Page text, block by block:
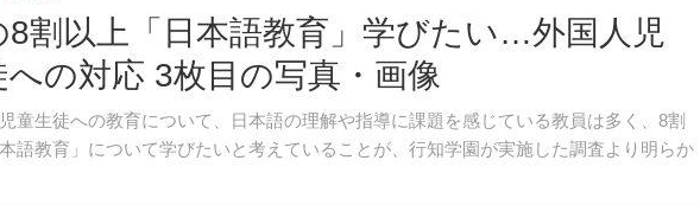
8割以上「日本語教育」学びたい…外国人児
への対応 3枚目の写真・画像
童生徒への教育について、日本語の理解や指導に課題を感じている教員は多く、8割
語教育」について学びたいと考えていることが、行知学園が実施した調査より明らか